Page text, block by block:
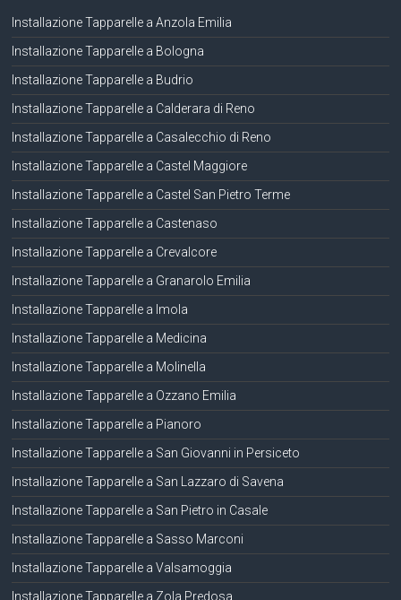
Installazione Tapparelle a Anzola Emilia
Installazione Tapparelle a Bologna
Installazione Tapparelle a Budrio
Installazione Tapparelle a Calderara di Reno
Installazione Tapparelle a Casalecchio di Reno
Installazione Tapparelle a Castel Maggiore
Installazione Tapparelle a Castel San Pietro Terme
Installazione Tapparelle a Castenaso
Installazione Tapparelle a Crevalcore
Installazione Tapparelle a Granarolo Emilia
Installazione Tapparelle a Imola
Installazione Tapparelle a Medicina
Installazione Tapparelle a Molinella
Installazione Tapparelle a Ozzano Emilia
Installazione Tapparelle a Pianoro
Installazione Tapparelle a San Giovanni in Persiceto
Installazione Tapparelle a San Lazzaro di Savena
Installazione Tapparelle a San Pietro in Casale
Installazione Tapparelle a Sasso Marconi
Installazione Tapparelle a Valsamoggia
Installazione Tapparelle a Zola Predosa